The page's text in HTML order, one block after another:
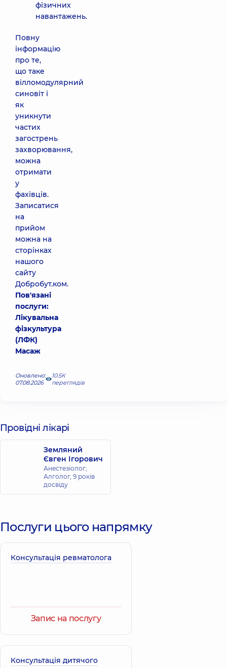
фізичних
навантажень.
Повну
інформацію
про те,
що таке
вілломодулярний
синовіт і
як
уникнути
частих
загострень
захворювання,
можна
отримати
у
фахівців.
Записатися
на
прийом
можна на
сторінках
нашого
сайту
Добробут.ком.
Пов'язані
послуги:
Лікувальна
фізкультура
(ЛФК)
Масаж
Оновлено:
07.08.2026
10.5К
переглядів
Провідні лікарі
Земляний
Євген Ігорович
Анестезіолог;
Алголог, 9 років
досвіду
Послуги цього напрямку
Консультація ревматолога
Запис на послугу
Консультація дитячого